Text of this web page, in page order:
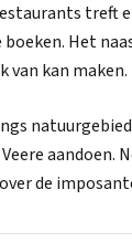
treft
Het
van kan maken.
aandoen.
de